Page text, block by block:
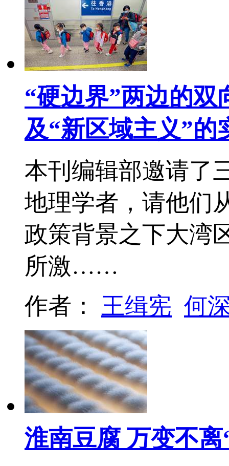
“硬边界”两边的双
及“新区域主义”的
本刊编辑部邀请了
地理学者，请他们
政策背景之下大湾
所激……
作者： 王缉宪 何
淮南豆腐 万变不